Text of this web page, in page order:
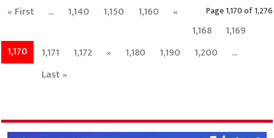
Page 1,170 of 1,276
« First ... 1,140 1,150 1,160
«
1,168
1,169
1,170
1,171 1,172 » 1,180 1,190 1,200
...
Last »